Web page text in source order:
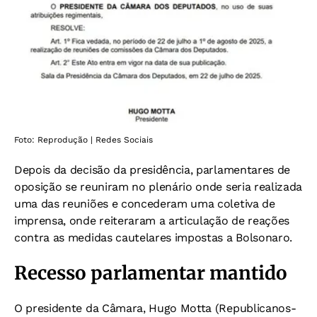
Foto: Reprodução | Redes Sociais
Depois da decisão da presidência, parlamentares de
oposição se reuniram no plenário onde seria realizada
uma das reuniões e concederam uma coletiva de
imprensa, onde reiteraram a articulação de reações
contra as medidas cautelares impostas a Bolsonaro.
Recesso parlamentar mantido
O presidente da Câmara, Hugo Motta (Republicanos-